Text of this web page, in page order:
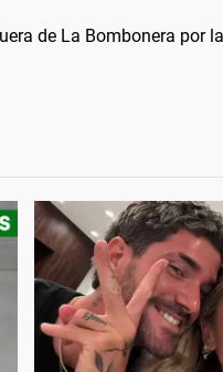
de La Bombonera por